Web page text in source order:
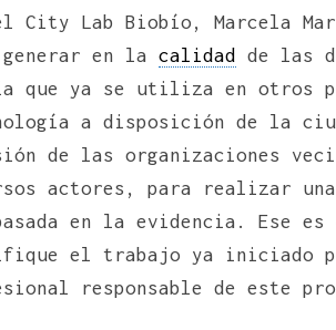
Lab Biobío, Marcela
en la calidad de las
que ya se utiliza en otros
a disposición de la
de las organizaciones
actores, para realizar
en la evidencia. Ese
el trabajo ya iniciado
responsable de este